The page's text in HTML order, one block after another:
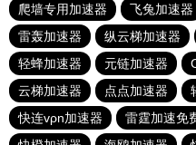
爬墙专用加速器
飞兔加速器
雷轰加速器
纵云梯加速器
轻蜂加速器
元链加速器
云梯加速器
点点加速器
快连vρn加速器
雷霆加速免